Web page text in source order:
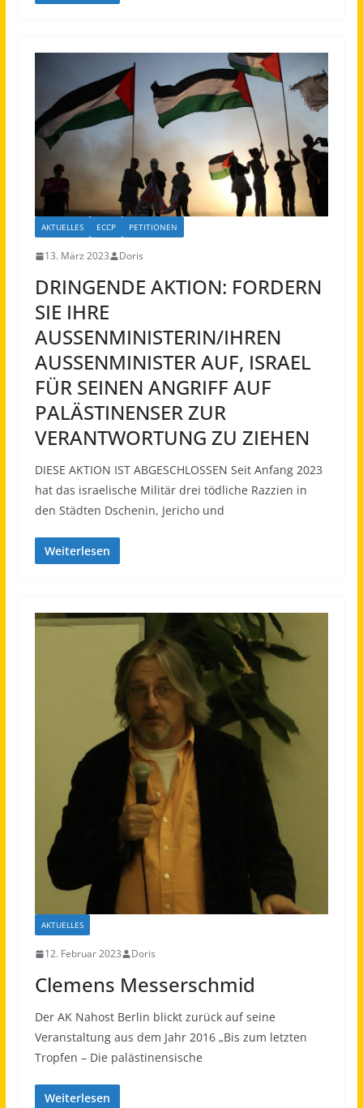
AKTUELLES ECCP PETITIONEN
13. März 2023 Doris
DRINGENDE AKTION: FORDERN
SIE IHRE
AUSSENMINISTERIN/IHREN
AUSSENMINISTER AUF, ISRAEL
FÜR SEINEN ANGRIFF AUF
PALÄSTINENSER ZUR
VERANTWORTUNG ZU ZIEHEN
DIESE AKTION IST ABGESCHLOSSEN Seit Anfang 2023
hat das israelische Militär drei tödliche Razzien in
den Städten Dschenin, Jericho und
Weiterlesen
AKTUELLES
12. Februar 2023 Doris
Clemens Messerschmid
Der AK Nahost Berlin blickt zurück auf seine
Veranstaltung aus dem Jahr 2016 „Bis zum letzten
Tropfen – Die palästinensische
Weiterlesen